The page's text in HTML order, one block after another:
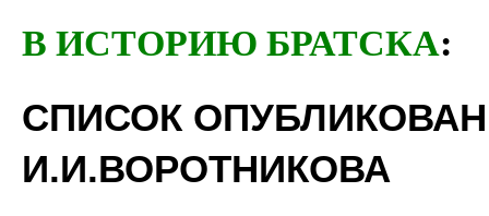
В ИСТОРИЮ БРАТСКА:
СПИСОК
И.И.ВОРОТНИКОВА